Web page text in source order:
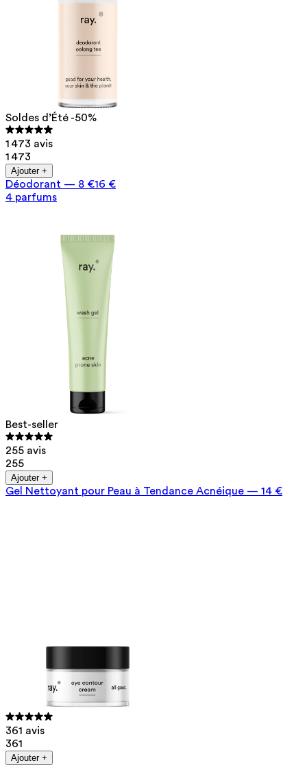
Soldes d’Été -50%
1 473 avis
1 473
Ajouter +
Déodorant — 8 €16 €
4 parfums
Best-seller
255 avis
255
Ajouter +
Gel Nettoyant pour Peau à Tendance Acnéique — 14 €
361 avis
361
Ajouter +